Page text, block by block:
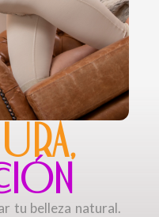
tu belleza natural.